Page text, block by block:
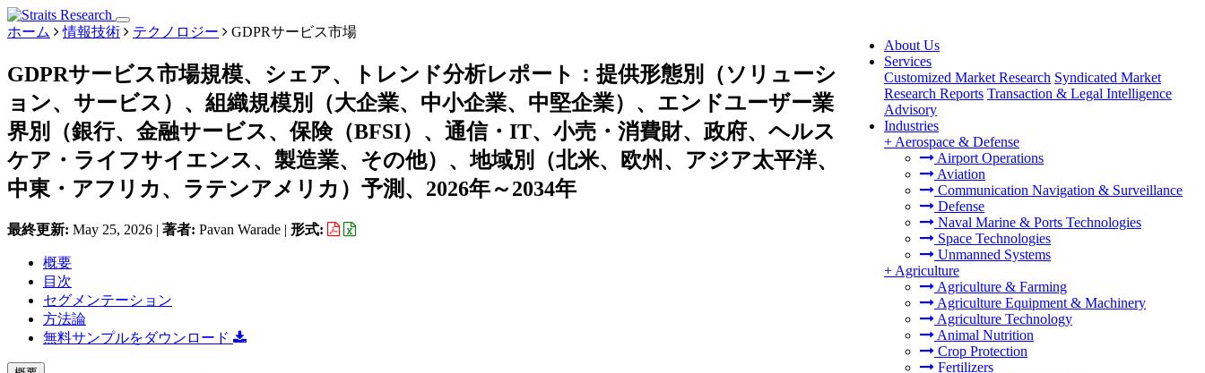
About Us
Services
Customized Market Research Syndicated Market
Research Reports Transaction & Legal Intelligence
Advisory
Industries
+ Aerospace & Defense
Airport Operations
Aviation
Communication Navigation & Surveillance
Defense
Naval Marine & Ports Technologies
Space Technologies
Unmanned Systems
+ Agriculture
Agriculture & Farming
Agriculture Equipment & Machinery
Agriculture Technology
Animal Nutrition
Crop Protection
Fertilizers
ホーム 情報技術 テクノロジー GDPRサービス市場
GDPRサービス市場規模、シェア、トレンド分析レポート：提供形態別（ソリューシ
ョン、サービス）、組織規模別（大企業、中小企業、中堅企業）、エンドユーザー業
界別（銀行、金融サービス、保険（BFSI）、通信・IT、小売・消費財、政府、ヘルス
ケア・ライフサイエンス、製造業、その他）、地域別（北米、欧州、アジア太平洋、
中東・アフリカ、ラテンアメリカ）予測、2026年～2034年
最終更新: May 25, 2026 | 著者: Pavan Warade | 形式:
概要
目次
セグメンテーション
方法論
無料サンプルをダウンロード